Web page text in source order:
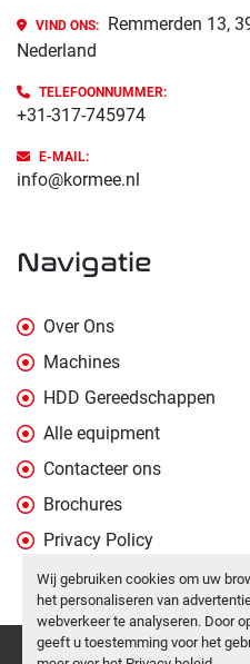
Wij gebruiken cookies om uw
het personaliseren van
webverkeer te analyseren. Door
geeft u toestemming voor het
VIND ONS:
Remmerden 13,
Nederland
TELEFOONNUMMER:
+31-317-745974
E-MAIL:
info@kormee.nl
navigatie
Over Ons
Machines
HDD Gereedschappen
Alle equipment
Contacteer ons
Brochures
Privacy Policy